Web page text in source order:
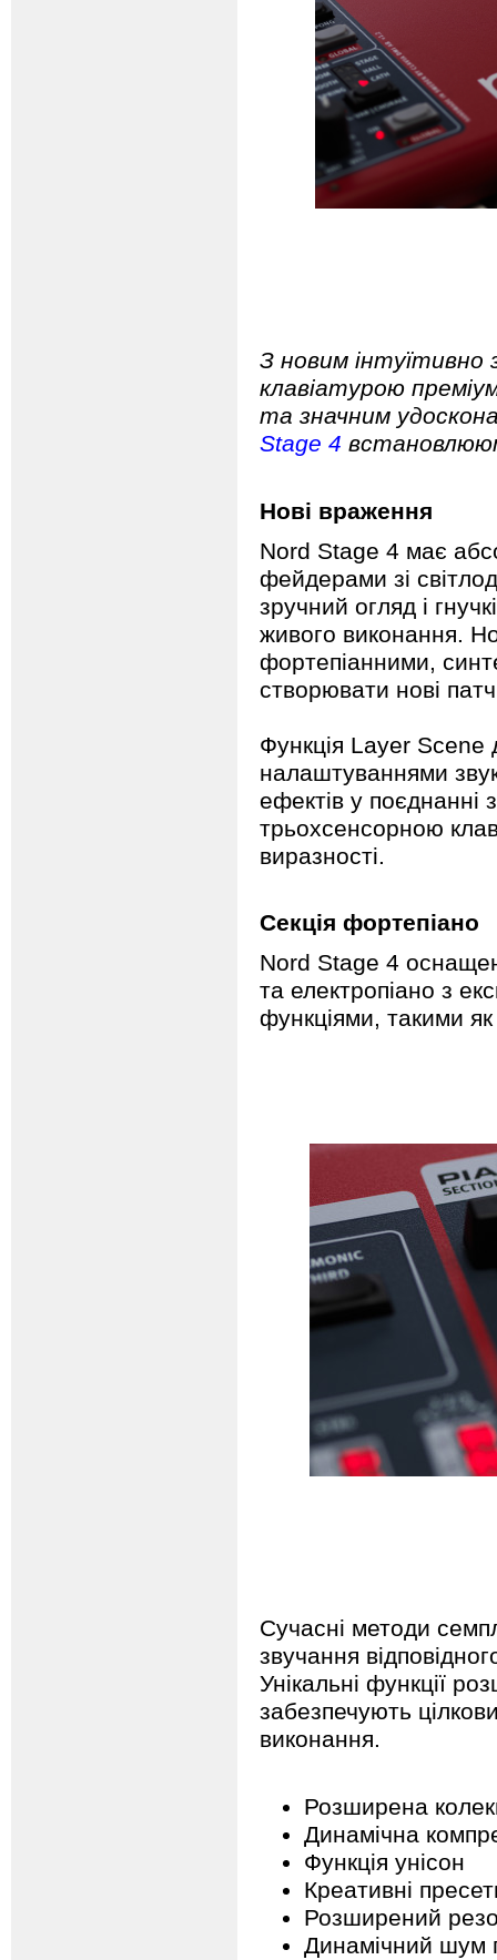
З новим інтуїтивно
клавіатурою
та значним
Stage 4
Нові враження
Nord Stage 4 має
фейдерами зі
зручний огляд і
живого виконання.
фортепіанними,
створювати нові
Функція Layer Scene
налаштуваннями
ефектів у поєднанні
трьохсенсорною
виразності.
Секція фортепіано
Nord Stage 4
та електропіано з
функціями, такими
Сучасні методи
звучання
Унікальні функції
забезпечують
виконання.
Розширена
Динамічна
Функція унісон
Креативні
Розширений
Динамічний шум